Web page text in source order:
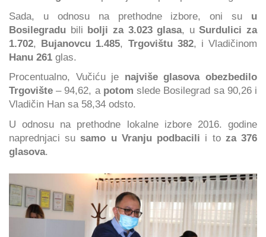
Sada, u odnosu na prethodne izbore, oni su u
Bosilegradu bili bolji za 3.023 glasa, uSurdulici za
1.702, Bujanovcu 1.485, Trgovištu 382, i Vladičinom
Hanu 261 glas.
Procentualno, Vučiću je najviše glasova obezbedilo
Trgovište – 94,62, a potom slede Bosilegrad sa 90,26 i
Vladičin Han sa 58,34 odsto.
U odnosu na prethodne lokalne izbore 2016. godine
naprednjaci susamo u Vranju podbacili i to za 376
glasova.